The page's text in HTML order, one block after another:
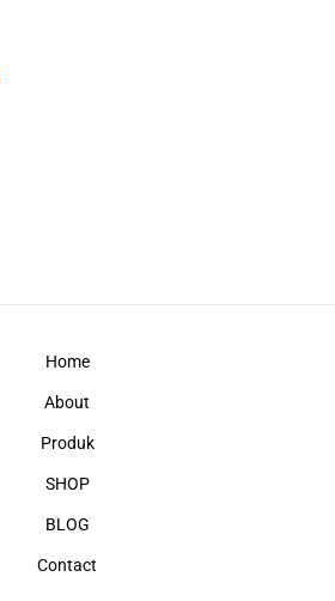
Home
About
Produk
SHOP
BLOG
Contact